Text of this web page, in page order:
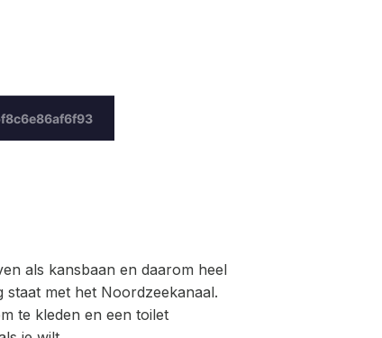
als kansbaan en daarom heel
met het Noordzeekanaal.
te kleden en een toilet